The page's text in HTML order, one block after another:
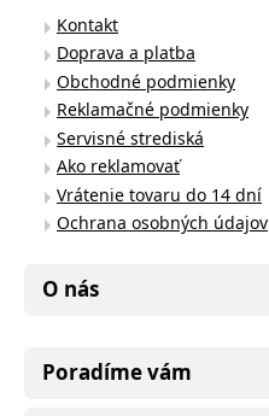
Kontakt
Doprava a platba
Obchodné podmienky
Reklamačné podmienky
Servisné strediská
Ako reklamovať
Vrátenie tovaru do 14 dní
Ochrana osobných údajov
O nás
Poradíme vám